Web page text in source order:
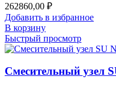
262860,00 ₽
Добавить в избранное
В корзину
Быстрый просмотр
Смесительный узел